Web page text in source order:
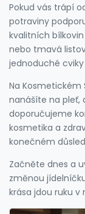
Pokud vás trápí
potraviny
kvalitních
nebo tmavá
jednoduché
Na Kosmetickém
nanášíte na pleť,
doporučujeme
kosmetika a
konečném
Začněte dnes a
změnou
krása jdou ruku